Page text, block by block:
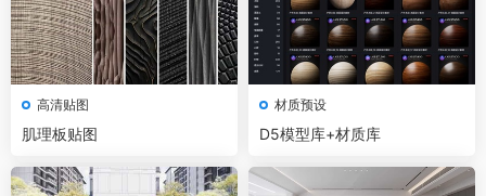
高清贴图
肌理板贴图
材质预设
D5模型库+材质库